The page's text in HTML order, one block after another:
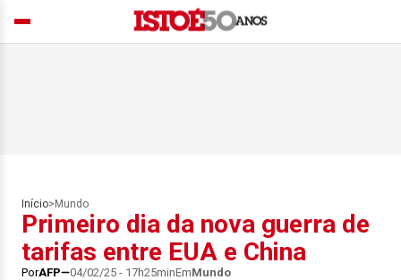
Início> Mundo
Primeiro dia da nova guerra de
tarifas entre EUA e China
PorAFP 04/02/25 - 17h25minEmMundo